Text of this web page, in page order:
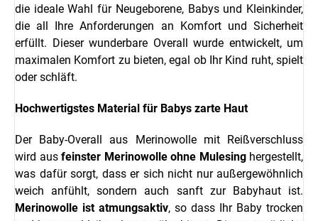
die ideale Wahl für Neugeborene, Babys und Kleinkinder,
die all Ihre Anforderungen an Komfort und Sicherheit
erfüllt. Dieser wunderbare Overall wurde entwickelt, um
maximalen Komfort zu bieten, egal ob Ihr Kind ruht, spielt
oder schläft.
Hochwertigstes Material für Babys zarte Haut
Der Baby-Overall aus Merinowolle mit Reißverschluss
wird aus feinster Merinowolle ohne Mulesinghergestellt,
was dafür sorgt, dass er sich nicht nur außergewöhnlich
weich anfühlt, sondern auch sanft zur Babyhaut ist.
Merinowolle ist atmungsaktiv, so dass Ihr Baby trocken